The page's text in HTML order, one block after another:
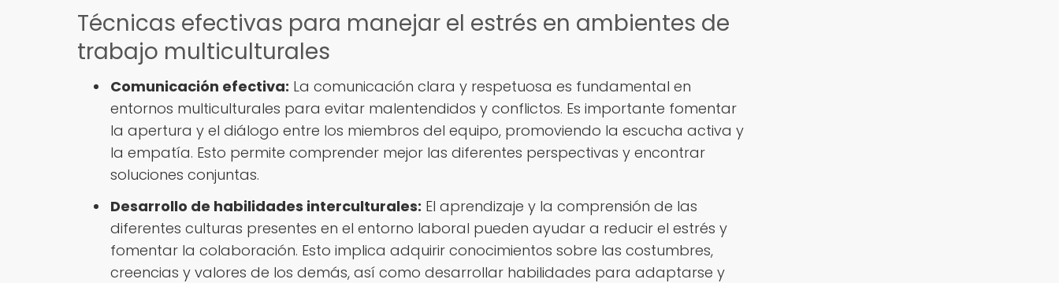
Técnicas efectivas para manejar el estrés en ambientes de
trabajo multiculturales
Comunicación efectiva: La comunicación clara y respetuosa es fundamental en
entornos multiculturales para evitar malentendidos y conflictos. Es importante fomentar
la apertura y el diálogo entre los miembros del equipo, promoviendo la escucha activa y
la empatía. Esto permite comprender mejor las diferentes perspectivas y encontrar
soluciones conjuntas.
Desarrollo de habilidades interculturales: El aprendizaje y la comprensión de las
diferentes culturas presentes en el entorno laboral pueden ayudar a reducir el estrés y
fomentar la colaboración. Esto implica adquirir conocimientos sobre las costumbres,
creencias y valores de los demás, así como desarrollar habilidades para adaptarse y